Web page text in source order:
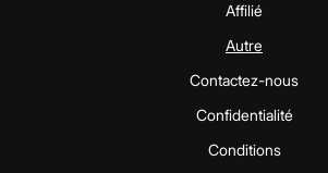
Affilié
Autre
Contactez-nous
Confidentialité
Conditions